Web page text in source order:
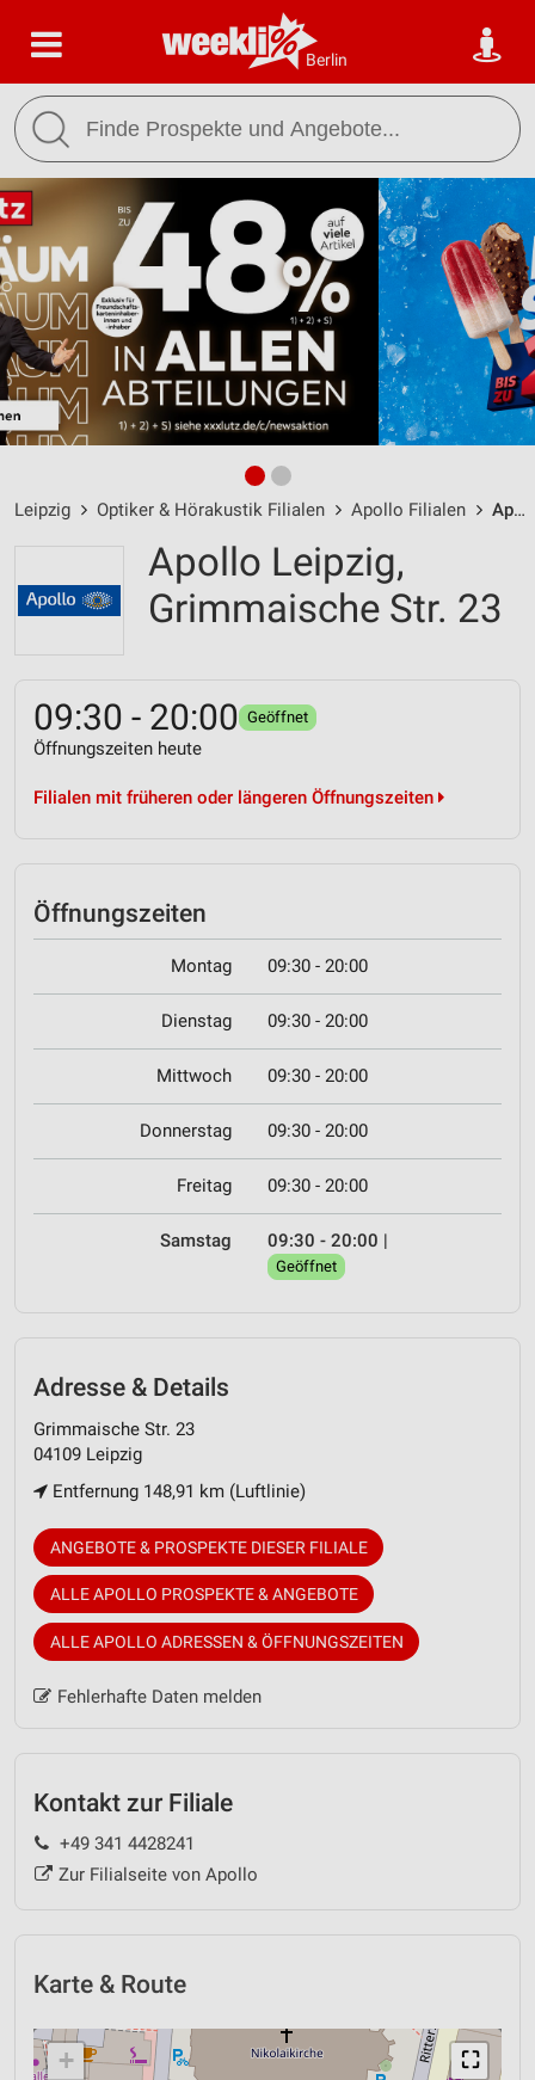
Berlin
Leipzig Optiker & Hörakustik Filialen Apollo Filialen Apollo Leipzig / Grimmaische Str. 23 - Öffnungszeiten & Adresse
Apollo Leipzig,
Grimmaische Str. 23
09:30 - 20:00 Geöffnet
Öffnungszeiten heute
Filialen mit früheren oder längeren Öffnungszeiten
Öffnungszeiten
Montag 09:30 - 20:00
Dienstag 09:30 - 20:00
Mittwoch 09:30 - 20:00
Donnerstag 09:30 - 20:00
Freitag 09:30 - 20:00
Samstag 09:30 - 20:00 |
Geöffnet
Adresse & Details
Grimmaische Str. 23
04109 Leipzig
Entfernung 148,91 km (Luftlinie)
ANGEBOTE & PROSPEKTE DIESER FILIALE
ALLE APOLLO PROSPEKTE & ANGEBOTE
ALLE APOLLO ADRESSEN & ÖFFNUNGSZEITEN
Fehlerhafte Daten melden
Kontakt zur Filiale
+49 341 4428241
Zur Filialseite von Apollo
Karte & Route
⛶
+